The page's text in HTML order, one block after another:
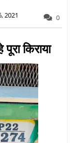
2021 0
किराया